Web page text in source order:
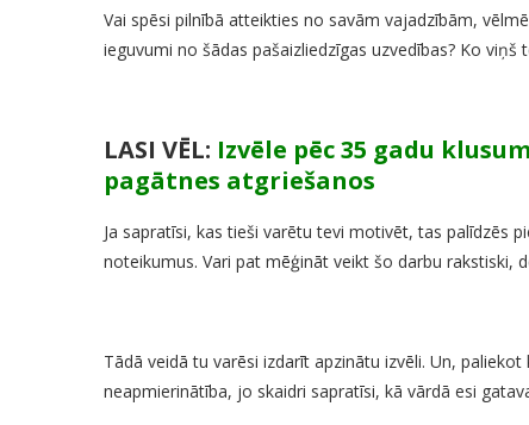
Vai spēsi pilnībā atteikties no savām vajadzībām,
ieguvumi no šādas pašaizliedzīgas uzvedības? Ko
LASI VĒL: Izvēle pēc 35 gadu
pagātnes atgriešanos
Ja sapratīsi, kas tieši varētu tevi motivēt, tas palīdzēs
noteikumus. Vari pat mēģināt veikt šo darbu rakstiski,
Tādā veidā tu varēsi izdarīt apzinātu izvēli. Un,
neapmierinātība, jo skaidri sapratīsi, kā vārdā esi